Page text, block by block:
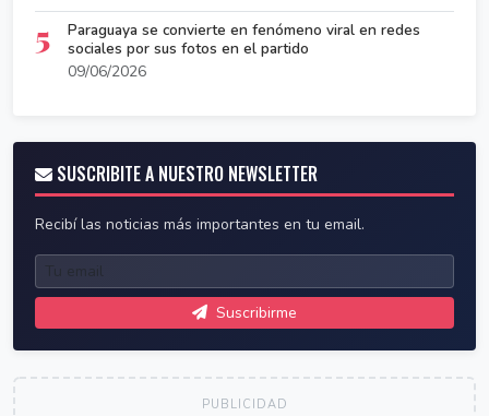
5
Paraguaya se convierte en fenómeno viral en redes
sociales por sus fotos en el partido
09/06/2026
SUSCRIBITE A NUESTRO NEWSLETTER
Recibí las noticias más importantes en tu email.
Suscribirme
PUBLICIDAD